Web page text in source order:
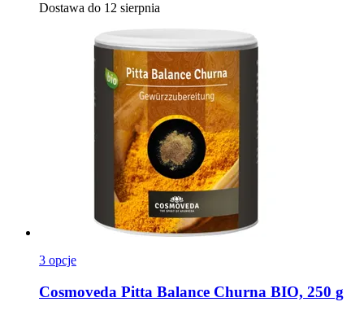
Dostawa do 12 sierpnia
3 opcje
Cosmoveda Pitta Balance Churna BIO, 250 g